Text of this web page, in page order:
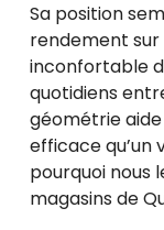
Sa position
rendement sur
inconfortable
quotidiens
géométrie
efficace qu’un
pourquoi nous
magasins de